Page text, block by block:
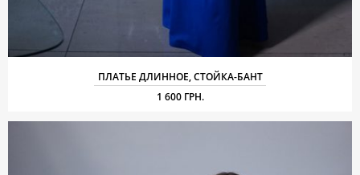
ПЛАТЬЕ ДЛИННОЕ, СТОЙКА-БАНТ
1 600 ГРН.